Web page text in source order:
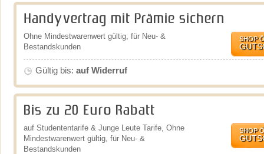
Handyvertrag mit Prämie sichern
Ohne Mindestwarenwert gültig, für Neu- &
Bestandskunden
SHOP
Gültig bis: auf Widerruf
Bis zu 20 Euro Rabatt
auf Studententarife & Junge Leute Tarife, Ohne
Mindestwarenwert gültig, für Neu- &
Bestandskunden
SHOP